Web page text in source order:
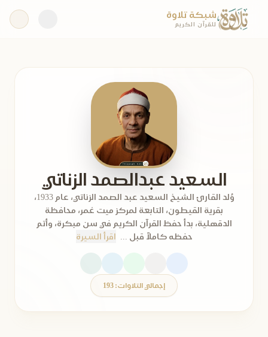
شبكة تلاوة
للقرآن الكريم
السعيد عبدالصمد الزناتي
وُلد القارئ الشيخ السعيد عبد الصمد الزناتي، عام 1933،
بقرية القيطون، التابعة لمركز ميت غمر، محافظة
الدقهلية، بدأ حفظ القرآن الكريم في سن مبكرة، وأتم
حفظه كاملاً قبل ...
اقرأ السيرة
إجمالي التلاوات: 193